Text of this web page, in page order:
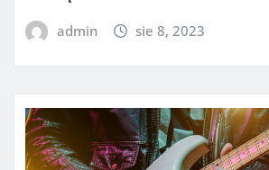
admin sie 8, 2023